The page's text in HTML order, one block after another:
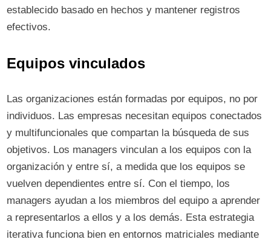
establecido basado en hechos y mantener registros
efectivos.
Equipos vinculados
Las organizaciones están formadas por equipos, no por
individuos. Las empresas necesitan equipos conectados
y multifuncionales que compartan la búsqueda de sus
objetivos. Los managers vinculan a los equipos con la
organización y entre sí, a medida que los equipos se
vuelven dependientes entre sí. Con el tiempo, los
managers ayudan a los miembros del equipo a aprender
a representarlos a ellos y a los demás. Esta estrategia
iterativa funciona bien en entornos matriciales mediante